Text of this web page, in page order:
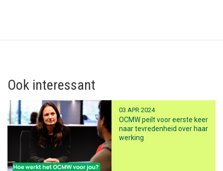
Ook interessant
03 APR 2024
OCMW peilt voor eerste keer
naar tevredenheid over haar
werking